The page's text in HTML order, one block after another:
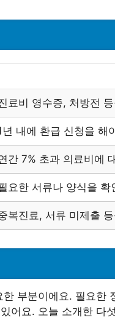
료비 영수증, 처방전
년 내에 환급 신청을 해
간 7% 초과 의료비에
요한 서류나 양식을 확
복진료, 서류 미제출
부분이에요. 필요한
어요. 오늘 소개한 다